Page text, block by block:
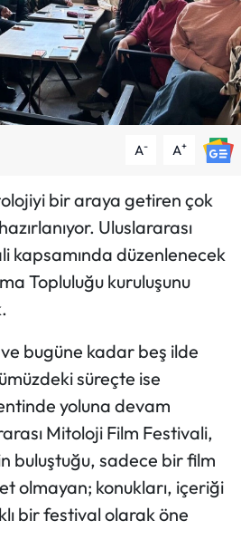
A- A+
bir araya getiren çok
Uluslararası
kapsamında düzenlenecek
Topluluğu kuruluşunu
bugüne kadar beş ilde
süreçte ise
yoluna devam
Mitoloji Film Festivali,
buluştuğu, sadece bir film
olmayan; konukları, içeriği
bir festival olarak öne